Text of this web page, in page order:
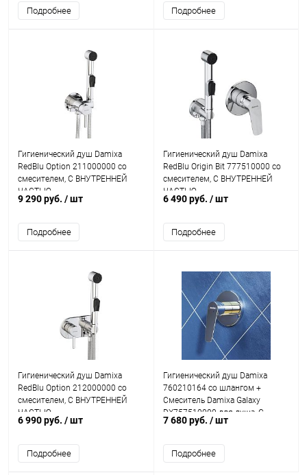
Подробнее Подробнее
Гигиенический душ Damixa
RedBlu Option 211000000 со
смесителем, С ВНУТРЕННЕЙ
ЧАСТЬЮ
9 290 руб. / шт
Подробнее
Гигиенический душ Damixa
RedBlu Origin Bit 777510000 со
смесителем, С ВНУТРЕННЕЙ
ЧАСТЬЮ
6 490 руб. / шт
Подробнее
Гигиенический душ Damixa
RedBlu Option 212000000 со
смесителем, С ВНУТРЕННЕЙ
ЧАСТЬЮ
6 990 руб. / шт
Подробнее
Гигиенический душ Damixa
760210164 со шлангом +
Смеситель Damixa Galaxy
DX757510000 для душа, С
ВНУТРЕННЕЙ ЧАСТЬЮ
7 680 руб. / шт
Подробнее